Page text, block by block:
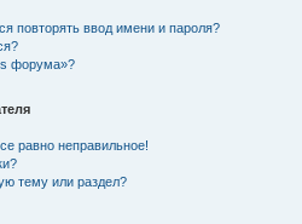
повторять ввод имени и пароля?
форума»?
равно неправильное!
тему или раздел?